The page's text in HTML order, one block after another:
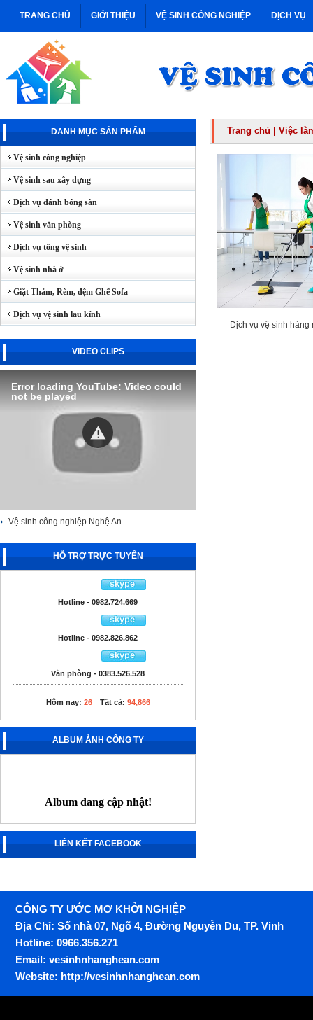
TRANG CHỦ GIỚI THIỆU VỆ SINH CÔNG NGHIỆP DỊCH VỤ
DANH MỤC SẢN PHẨM
Vệ sinh công nghiệp
Vệ sinh sau xây dựng
Dịch vụ đánh bóng sàn
Vệ sinh văn phòng
Dịch vụ tổng vệ sinh
Vệ sinh nhà ở
Giặt Thảm, Rèm, đệm Ghế Sofa
Dịch vụ vệ sinh lau kính
VIDEO CLIPS
Error loading YouTube: Video could
not be played
Vệ sinh công nghiệp Nghệ An
HỖ TRỢ TRỰC TUYẾN
Hotline - 0982.724.669
Hotline - 0982.826.862
Văn phòng - 0383.526.528
Hôm nay: 26| Tất cả: 94,866
ALBUM ẢNH CÔNG TY
Album đang cập nhật!
LIÊN KẾT FACEBOOK
Trang chủ Việc
Dịch vụ vệ sinh
CÔNG TY ƯỚC MƠ KHỞI NGHIỆP
Địa Chỉ: Số nhà 07, Ngõ 4, Đường Nguyễn Du, TP. Vinh
Hotline: 0966.356.271
Email: vesinhnhanghean.com
Website: http://vesinhnhanghean.com